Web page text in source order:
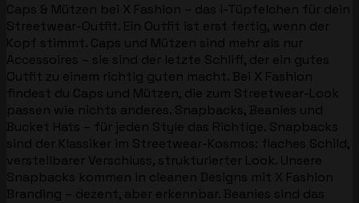
Caps & Mützen bei X Fashion – das i-Tüpfelchen für dein
Streetwear-Outfit. Ein Outfit ist erst fertig, wenn der
Kopf stimmt. Caps und Mützen sind mehr als nur
Accessoires – sie sind der letzte Schliff, der ein gutes
Outfit zu einem richtig guten macht. Bei X Fashion
findest du Caps und Mützen, die zum Streetwear-Look
passen wie nichts anderes. Snapbacks, Beanies und
Bucket Hats – für jeden Style das Richtige. Snapbacks
sind der Klassiker im Streetwear-Kosmos: flaches Schild,
verstellbarer Verschluss, strukturierter Look. Unsere
Snapbacks kommen in cleanen Designs mit X Fashion
Branding – dezent, aber erkennbar. Beanies sind das